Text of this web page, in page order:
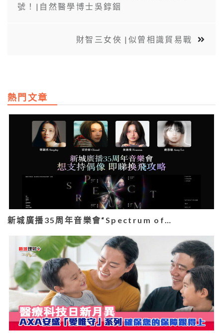
號！|自然醫學博士吳錞銦
財智三女俠 |似曾相識貿易戰
熱門文章
新城廣播35周年音樂會“Spectrum of…